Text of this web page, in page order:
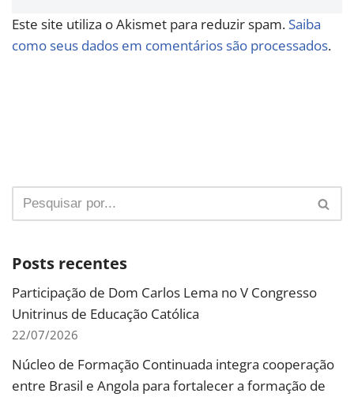
Este site utiliza o Akismet para reduzir spam. Saiba
como seus dados em comentários são processados.
Posts recentes
Participação de Dom Carlos Lema no V Congresso
Unitrinus de Educação Católica
22/07/2026
Núcleo de Formação Continuada integra cooperação
entre Brasil e Angola para fortalecer a formação de